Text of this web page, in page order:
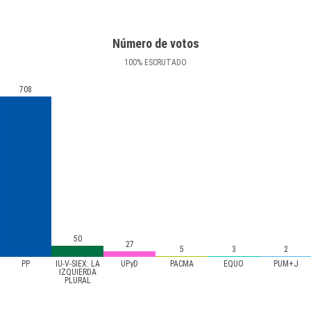
Número de votos
100% ESCRUTADO
PP
IU-V-SIEX: LA
IZQUIERDA
PLURAL
UPyD PACMA EQUO PUM+J
708
50
27 5 3 2